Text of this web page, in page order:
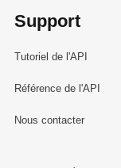
Support
Tutoriel de l'API
Référence de l'API
Nous contacter